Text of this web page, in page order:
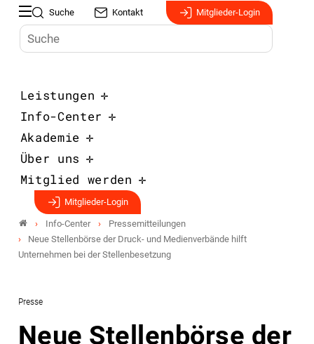
Suche Kontakt Mitglieder-Login
Leistungen
Info-Center
Akademie
Über uns
Mitglied werden
Mitglieder-Login
Info-Center
Pressemitteilungen
Neue Stellenbörse der Druck- und Medienverbände hilft
Unternehmen bei der Stellenbesetzung
Presse
Neue Stellenbörse der